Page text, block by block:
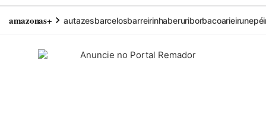
amazonas+ autazesbarcelosbarreirinhaberuriborbacoarieirunepé